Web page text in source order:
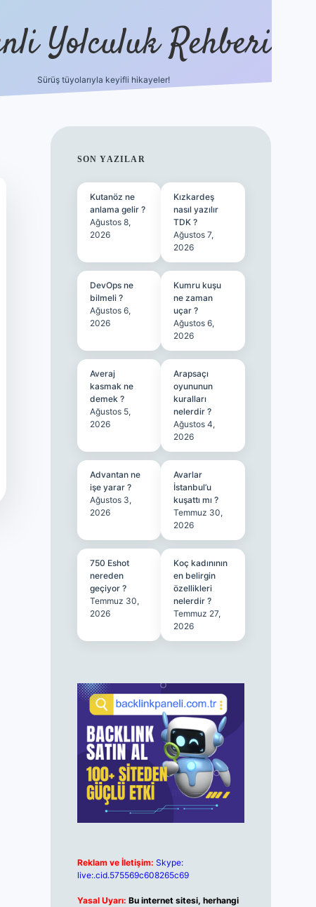
Yolculuk Rehberi
Sürüş tüyolarıyla keyifli hikayeler!
SIDEBAR
SON YAZILAR
Kutanöz ne
anlama gelir ?
Ağustos 8,
2026
Kızkardeş
nasıl yazılır
TDK ?
Ağustos 7,
2026
DevOps ne
bilmeli ?
Ağustos 6,
2026
Kumru kuşu
ne zaman
uçar ?
Ağustos 6,
2026
Averaj
kasmak ne
demek ?
Ağustos 5,
2026
Arapsaçı
oyununun
kuralları
nelerdir ?
Ağustos 4,
2026
Advantan ne
işe yarar ?
Ağustos 3,
2026
Avarlar
İstanbul’u
kuşattı mı ?
Temmuz 30,
2026
750 Eshot
nereden
geçiyor ?
Temmuz 30,
2026
Koç kadınının
en belirgin
özellikleri
nelerdir ?
Temmuz 27,
2026
Reklam ve İletişim: Skype:
live:.cid.575569c608265c69
Yasal Uyarı: Bu internet sitesi, herhangi
grandoperabet